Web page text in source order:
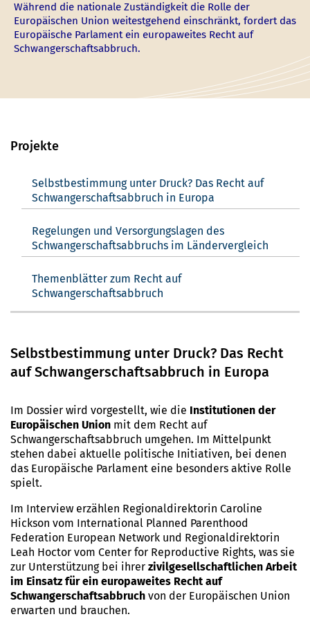
Während die nationale Zuständigkeit die Rolle der
Europäischen Union weitestgehend einschränkt, fordert das
Europäische Parlament ein europaweites Recht auf
Schwangerschaftsabbruch.
Projekte
Selbstbestimmung unter Druck? Das Recht auf
Schwangerschaftsabbruch in Europa
Regelungen und Versorgungslagen des
Schwangerschaftsabbruchs im Ländervergleich
Themenblätter zum Recht auf
Schwangerschaftsabbruch
Selbstbestimmung unter Druck? Das Recht
auf Schwangerschaftsabbruch in Europa
Im Dossier wird vorgestellt, wie die Institutionen der
Europäischen Union mit dem Recht auf
Schwangerschaftsabbruch umgehen. Im Mittelpunkt
stehen dabei aktuelle politische Initiativen, bei denen
das Europäische Parlament eine besonders aktive Rolle
spielt.
Im Interview erzählen Regionaldirektorin Caroline
Hickson vom International Planned Parenthood
Federation European Network und Regionaldirektorin
Leah Hoctor vom Center for Reproductive Rights, was sie
zur Unterstützung bei ihrer zivilgesellschaftlichen Arbeit
im Einsatz für ein europaweites Recht auf
Schwangerschaftsabbruch von der Europäischen Union
erwarten und brauchen.